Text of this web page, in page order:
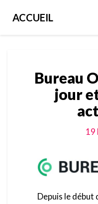
ACCUEIL
Bureau
jour
19
Depuis le début